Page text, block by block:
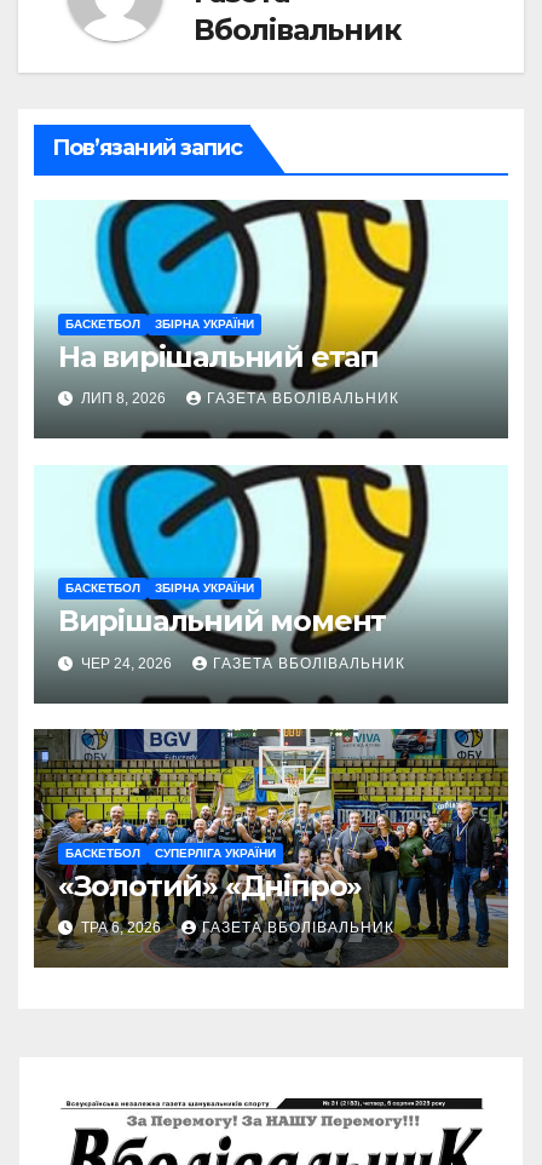
Вболівальник
Пов’язаний запис
БАСКЕТБОЛ ЗБІРНА УКРАЇНИ
На вирішальний етап
ЛИП 8, 2026 ГАЗЕТА ВБОЛІВАЛЬНИК
БАСКЕТБОЛ ЗБІРНА УКРАЇНИ
Вирішальний момент
ЧЕР 24, 2026 ГАЗЕТА ВБОЛІВАЛЬНИК
БАСКЕТБОЛ СУПЕРЛІГА УКРАЇНИ
«Золотий» «Дніпро»
ТРА 6, 2026 ГАЗЕТА ВБОЛІВАЛЬНИК